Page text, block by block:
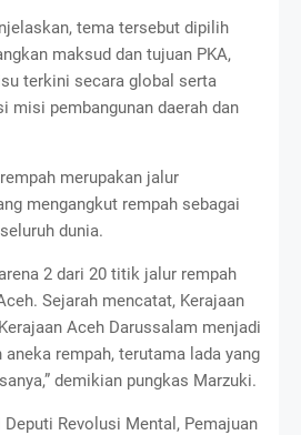
tema tersebut dipilih
maksud dan tujuan PKA,
terkini secara global serta
misi pembangunan daerah dan
merupakan jalur
mengangkut rempah sebagai
dunia.
2 dari 20 titik jalur rempah
Sejarah mencatat, Kerajaan
Aceh Darussalam menjadi
aneka rempah, terutama lada yang
demikian pungkas Marzuki.
Revolusi Mental, Pemajuan